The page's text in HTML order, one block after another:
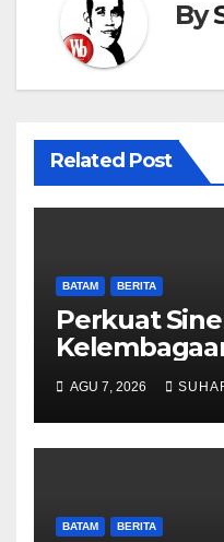
By
Related Post
BATAM BERITA
Perkuat
dan BPOM
Pelayanan
Obat Aman
AGU 7, 2026
BATAM BERITA